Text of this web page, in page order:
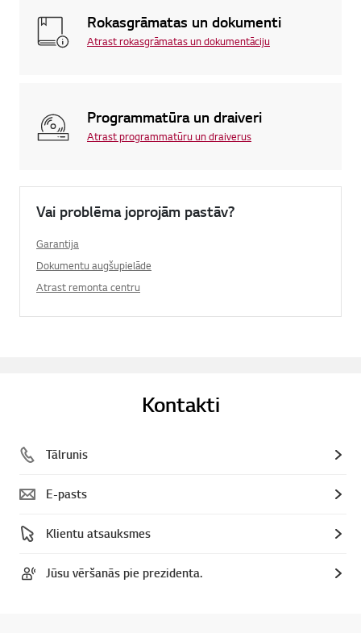
Rokasgrāmatas un dokumenti
Atrast rokasgrāmatas un dokumentāciju
Programmatūra un draiveri
Atrast programmatūru un draiverus
Vai problēma joprojām pastāv?
Garantija
Dokumentu augšupielāde
Atrast remonta centru
Kontakti
Tālrunis
E-pasts
Klientu atsauksmes
Jūsu vēršanās pie prezidenta.